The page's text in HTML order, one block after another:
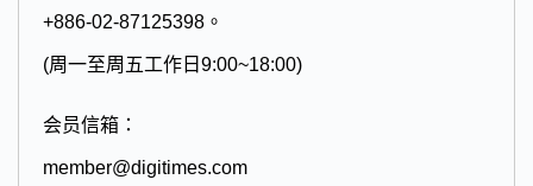
+886-02-87125398。
(周一至周五工作日9:00~18:00)
会员信箱：
member@digitimes.com